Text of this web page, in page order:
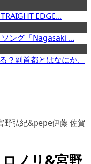
EDGE...
ング「Nagasaki ...
？副首都とはなにか、
野弘紀&pepe伊藤 佐賀
ノリ&宮野